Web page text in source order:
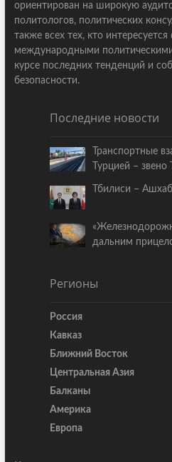
ориентирован на широкую
политологов, политических
также всех тех, кто
международными
курсе последних тенденций и
безопасности.
Последние новости
Транспортные
Турцией –
Тбилиси –
дальним
Регионы
Россия
Кавказ
Ближний Восток
Центральная Азия
Балканы
Америка
Европа